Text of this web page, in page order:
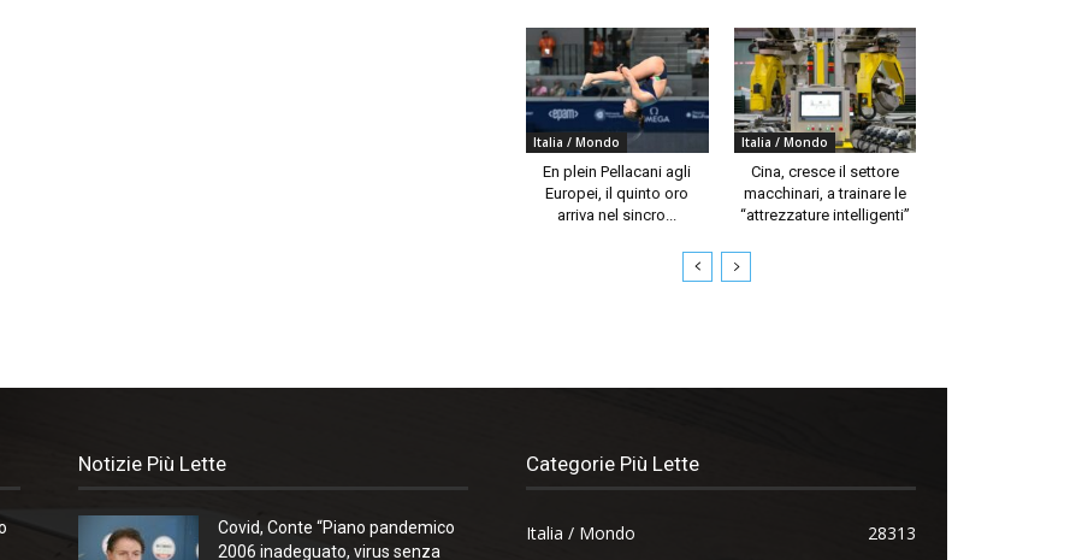
Italia / Mondo
En plein Pellacani agli
Europei, il quinto oro
arriva nel sincro...
Italia / Mondo
Cina, cresce il settore
macchinari, a trainare le
“attrezzature intelligenti”
Notizie Più Lette
Covid, Conte “Piano pandemico
2006 inadeguato, virus senza
Categorie Più Lette
Italia / Mondo
28313